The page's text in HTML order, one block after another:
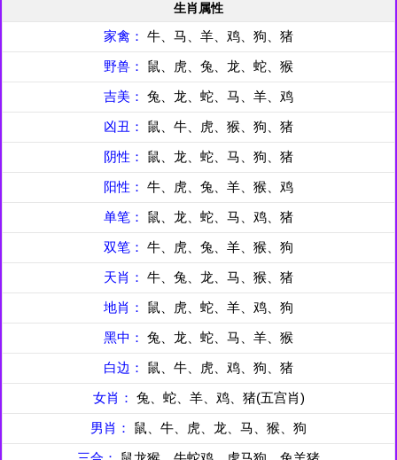
生肖属性
家禽： 牛、马、羊、鸡、狗、猪
野兽： 鼠、虎、兔、龙、蛇、猴
吉美： 兔、龙、蛇、马、羊、鸡
凶丑： 鼠、牛、虎、猴、狗、猪
阴性： 鼠、龙、蛇、马、狗、猪
阳性： 牛、虎、兔、羊、猴、鸡
单笔： 鼠、龙、蛇、马、鸡、猪
双笔： 牛、虎、兔、羊、猴、狗
天肖： 牛、兔、龙、马、猴、猪
地肖： 鼠、虎、蛇、羊、鸡、狗
黑中： 兔、龙、蛇、马、羊、猴
白边： 鼠、牛、虎、鸡、狗、猪
女肖： 兔、蛇、羊、鸡、猪(五宫肖)
男肖： 鼠、牛、虎、龙、马、猴、狗